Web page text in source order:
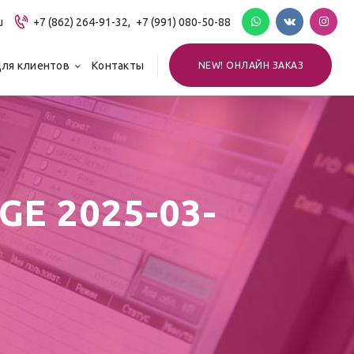
+7 (862) 264-91-32, +7 (991) 080-50-88
клиентов Контакты NEW! ОНЛАЙН ЗАКАЗ
2025-03-